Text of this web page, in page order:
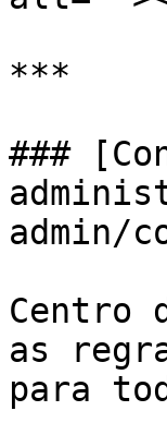
***
###
admin/
Centro
as
para